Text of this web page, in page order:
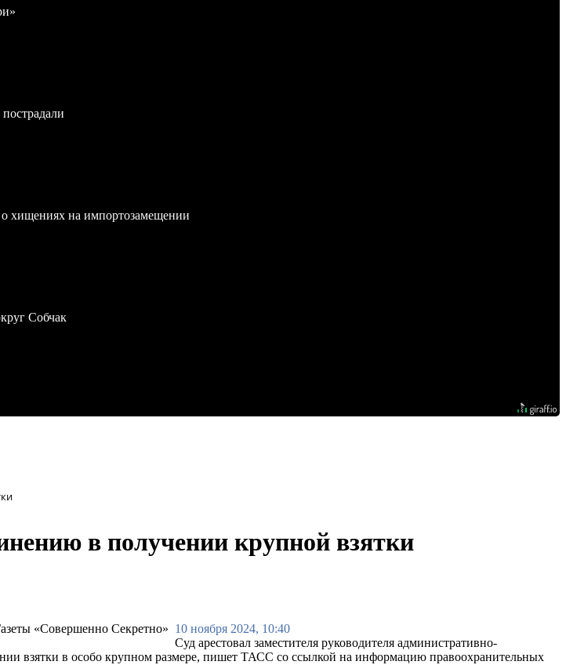
о хищениях на импортозамещении
Собчак
в получении крупной взятки
10 ноября 2024, 10:40
Суд арестовал заместителя руководителя административно-
взятки в особо крупном размере, пишет ТАСС со ссылкой на информацию правоохранительных